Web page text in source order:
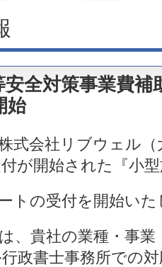
安全対策事業費
始
式会社リブウェル
が開始された『小
トの受付を開始い
、貴社の業種・事業
政書士事務所での